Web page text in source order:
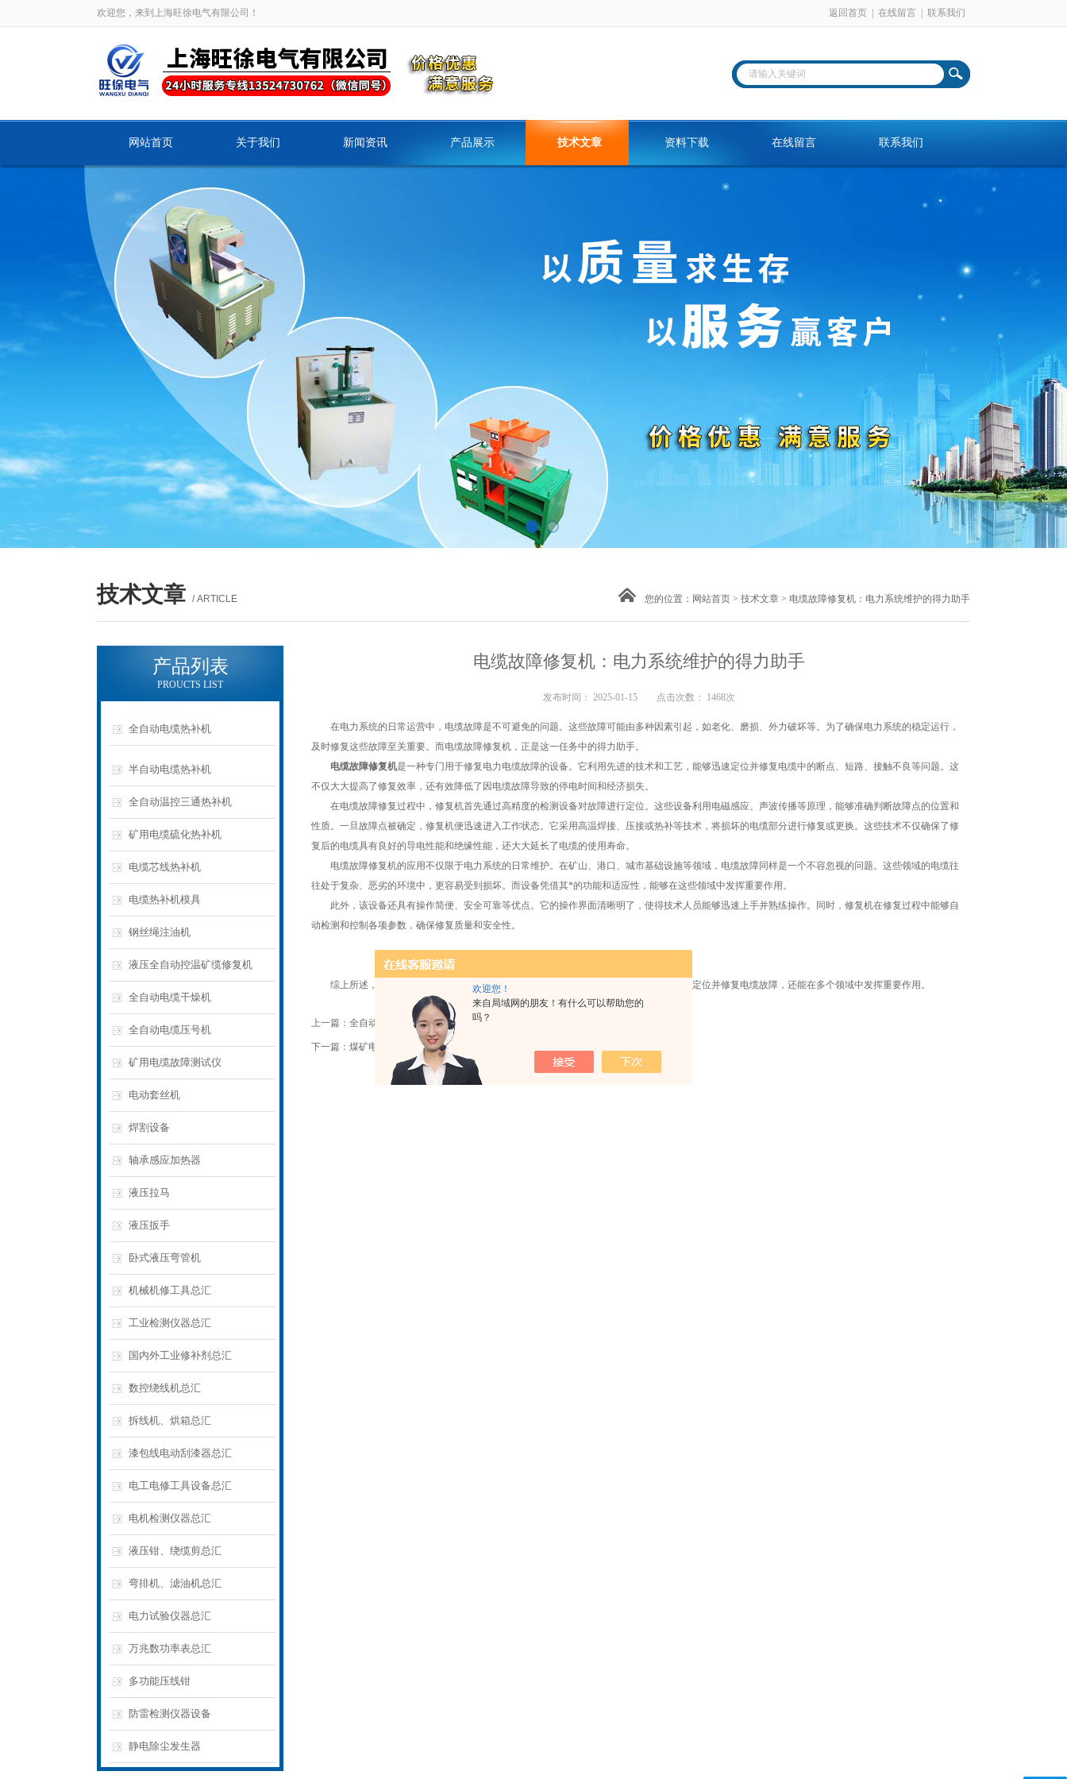
欢迎您！
来自局域网的朋友！有什么可以帮助您的
吗？
欢迎您，来到上海旺徐电气有限公司！ 返回首页 在线留言 联系我们
网站首页 关于我们 新闻资讯 产品展示 技术文章 资料下载 在线留言 联系我们
技术文章 / ARTICLE 您的位置： 网站首页 > 技术文章 > 电缆故障修复机：电力系统维护的得力助手
产品列表
PROUCTS LIST
全自动电缆热补机
半自动电缆热补机
全自动温控三通热补机
矿用电缆硫化热补机
电缆芯线热补机
电缆热补机模具
钢丝绳注油机
液压全自动控温矿缆修复机
全自动电缆干燥机
全自动电缆压号机
矿用电缆故障测试仪
电动套丝机
焊割设备
轴承感应加热器
液压拉马
液压扳手
卧式液压弯管机
机械机修工具总汇
工业检测仪器总汇
国内外工业修补剂总汇
数控绕线机总汇
拆线机、烘箱总汇
漆包线电动刮漆器总汇
电工电修工具设备总汇
电机检测仪器总汇
液压钳、绕缆剪总汇
弯排机、滤油机总汇
电力试验仪器总汇
万兆数功率表总汇
多功能压线钳
防雷检测仪器设备
静电除尘发生器
电缆故障修复机：电力系统维护的得力助手
发布时间： 2025-01-15 点击次数： 1468次
在电力系统的日常运营中，电缆故障是不可避免的问题。这些故障可能由多种因素引起，如老化、磨损、外力破坏等。为了确保电力系统的稳定运行，
及时修复这些故障至关重要。而电缆故障修复机，正是这一任务中的得力助手。
电缆故障修复机是一种专门用于修复电力电缆故障的设备。它利用先进的技术和工艺，能够迅速定位并修复电缆中的断点、短路、接触不良等问题。这
不仅大大提高了修复效率，还有效降低了因电缆故障导致的停电时间和经济损失。
在电缆故障修复过程中，修复机首先通过高精度的检测设备对故障进行定位。这些设备利用电磁感应、声波传播等原理，能够准确判断故障点的位置和
性质。一旦故障点被确定，修复机便迅速进入工作状态。它采用高温焊接、压接或热补等技术，将损坏的电缆部分进行修复或更换。这些技术不仅确保了修
复后的电缆具有良好的导电性能和绝缘性能，还大大延长了电缆的使用寿命。
电缆故障修复机的应用不仅限于电力系统的日常维护。在矿山、港口、城市基础设施等领域，电缆故障同样是一个不容忽视的问题。这些领域的电缆往
往处于复杂、恶劣的环境中，更容易受到损坏。而设备凭借其*的功能和适应性，能够在这些领域中发挥重要作用。
此外，该设备还具有操作简便、安全可靠等优点。它的操作界面清晰明了，使得技术人员能够迅速上手并熟练操作。同时，修复机在修复过程中能够自
动检测和控制各项参数，确保修复质量和安全性。
综上所述，电缆故障修复机在电力系统维护中发挥着不可替代的作用。它不仅能够迅速定位并修复电缆故障，还能在多个领域中发挥重要作用。
上一篇： 全自动钢丝绳注油机：新型钢丝绳脂压注设备的革新之作
下一篇： 煤矿电缆修补机的规范操作流程